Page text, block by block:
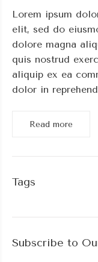
Lorem ipsum
elit, sed do
dolore magna
quis nostrud
aliquip ex ea
dolor in
Read more
Tags
Subscribe to